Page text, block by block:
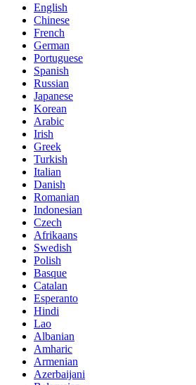
English
Chinese
French
German
Portuguese
Spanish
Russian
Japanese
Korean
Arabic
Irish
Greek
Turkish
Italian
Danish
Romanian
Indonesian
Czech
Afrikaans
Swedish
Polish
Basque
Catalan
Esperanto
Hindi
Lao
Albanian
Amharic
Armenian
Azerbaijani